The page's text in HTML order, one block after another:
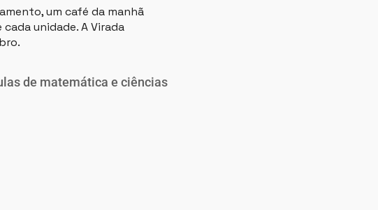
um café da manhã
unidade. A Virada
de matemática e ciências